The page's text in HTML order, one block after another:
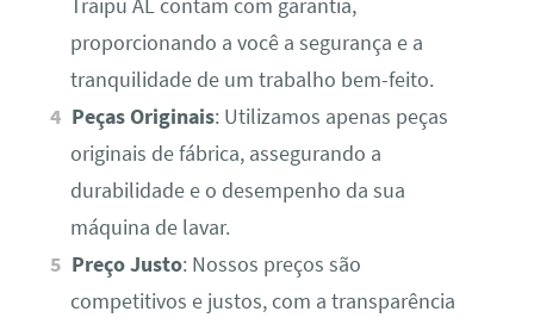
Traipu AL contam com garantia,
proporcionando a você a segurança e a
tranquilidade de um trabalho bem-feito.
Peças Originais: Utilizamos apenas peças
originais de fábrica, assegurando a
durabilidade e o desempenho da sua
máquina de lavar.
Preço Justo: Nossos preços são
competitivos e justos, com a transparência